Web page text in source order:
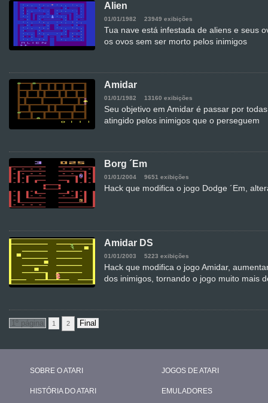
Alien
01/01/1982 23949 exibições
Tua nave está infestada de aliens e seus
os ovos sem ser morto pelos inimigos
Amidar
01/01/1982 13160 exibições
Seu objetivo em Amidar é passar por
atingido pelos inimigos que o perseguem
Borg ´Em
01/01/2004 9651 exibições
Hack que modifica o jogo Dodge ´Em,
Amidar DS
01/01/2003 5223 exibições
Hack que modifica o jogo Amidar,
dos inimigos, tornando o jogo muito mais
1 2
SOBRE O ATARI
HISTÓRIA DO ATARI
JOGOS DE ATARI
EMULADORES